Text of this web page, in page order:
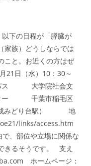
下の日程が「膵臓が
家族）どうしならでは
こと。お近くの方はぜ
21日（水）10：30～
パス 大学院社会文
ター 千葉市稲毛区
京成みどり台駅） 地
links/access.htm
、部位や立場に関係な
きるそうです。 支え
ホームページ：